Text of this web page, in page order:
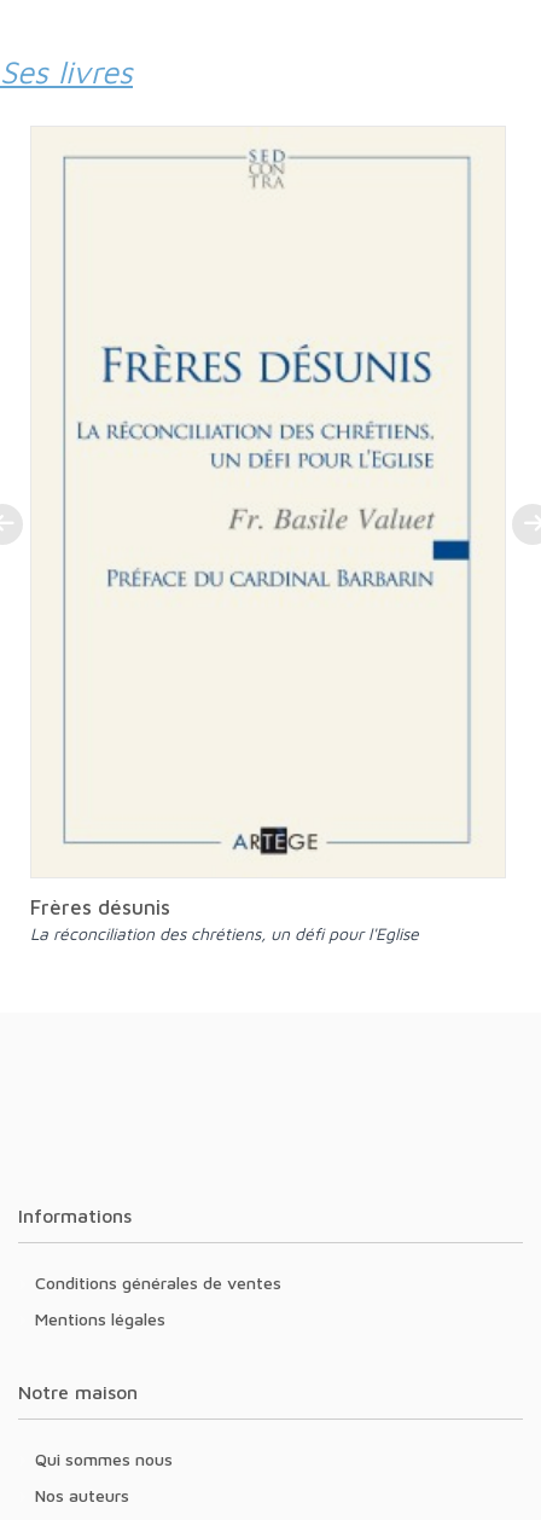
Ses livres
Frères désunis
La réconciliation des chrétiens, un défi pour l'Eglise
Informations
Conditions générales de ventes
Mentions légales
Notre maison
Qui sommes nous
Nos auteurs